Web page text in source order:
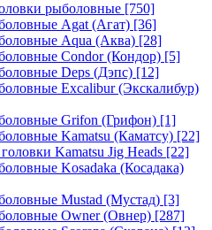
рыболовные [750]
Agat (Агат) [36]
Aqua (Аква) [28]
Condor (Кондор) [5]
Deps (Дэпс) [12]
Excalibur (Экскалибур)
Grifon (Грифон) [1]
Kamatsu (Каматсу) [22]
Kamatsu Jig Heads [22]
Kosadaka (Косадака)
Mustad (Мустад) [3]
Owner (Овнер) [287]